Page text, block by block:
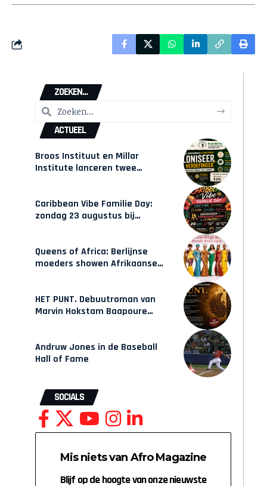
ZOEKEN...
ACTUEEL
Broos Instituut en Millar
Institute lanceren twee
Caribbean Vibe Familie Day:
zondag 23 augustus bij
Queens of Africa: Berlijnse
moeders showen Afrikaanse
HET PUNT. Debuutroman van
Marvin Hokstam Baapoure
Andruw Jones in de Baseball
Hall of Fame
SOCIALS
Mis niets van Afro Magazine
Blijf op de hoogte van onze nieuwste